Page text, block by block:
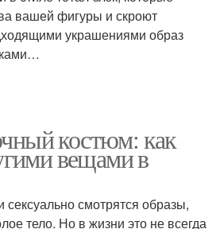
вашей фигуры и скроют
украшениями образ
костюм: как
вещами в
смотрятся образы,
тело. Но в жизни это не всегда